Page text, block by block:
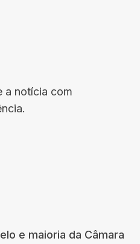
a notícia com
e maioria da Câmara